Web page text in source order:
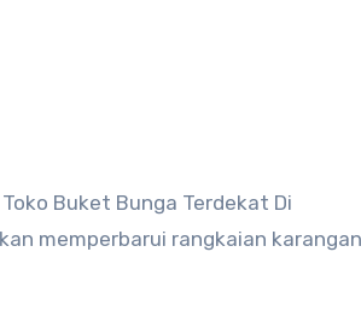
memperbarui rangkaian karangan